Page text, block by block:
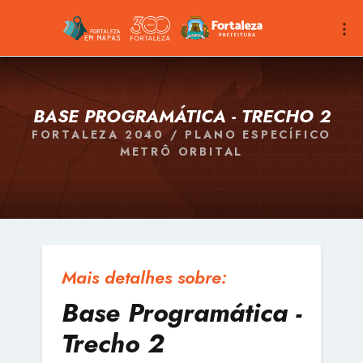
BASE PROGRAMÁTICA - TRECHO 2
FORTALEZA 2040 / PLANO ESPECÍFICO
METRÔ ORBITAL
Mais detalhes sobre:
Base Programática -
Trecho 2